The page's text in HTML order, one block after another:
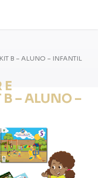
B – ALUNO – INFANTIL
B – ALUNO –